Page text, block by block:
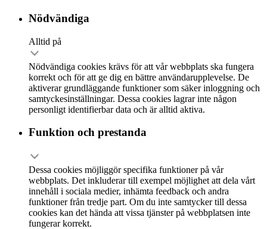
Nödvändiga
Alltid på
Nödvändiga cookies krävs för att vår webbplats ska fungera
korrekt och för att ge dig en bättre användarupplevelse. De
aktiverar grundläggande funktioner som säker inloggning och
samtyckesinställningar. Dessa cookies lagrar inte någon
personligt identifierbar data och är alltid aktiva.
Funktion och prestanda
Dessa cookies möjliggör specifika funktioner på vår
webbplats. Det inkluderar till exempel möjlighet att dela vårt
innehåll i sociala medier, inhämta feedback och andra
funktioner från tredje part. Om du inte samtycker till dessa
cookies kan det hända att vissa tjänster på webbplatsen inte
fungerar korrekt.